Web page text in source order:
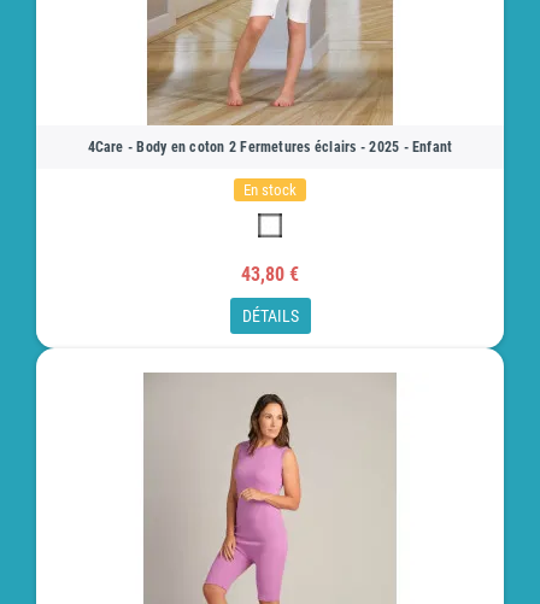
4Care - Body en coton 2 Fermetures éclairs - 2025 - Enfant
En stock
43,80 €
DÉTAILS